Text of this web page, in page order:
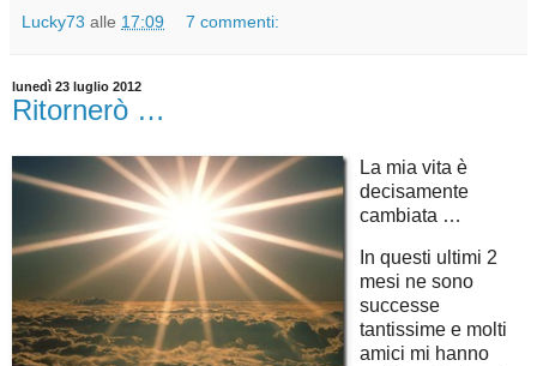
Lucky73 alle 17:09 7 commenti:
lunedì 23 luglio 2012
Ritornerò …
La mia vita è
decisamente
cambiata …
In questi ultimi 2
mesi ne sono
successe
tantissime e molti
amici mi hanno